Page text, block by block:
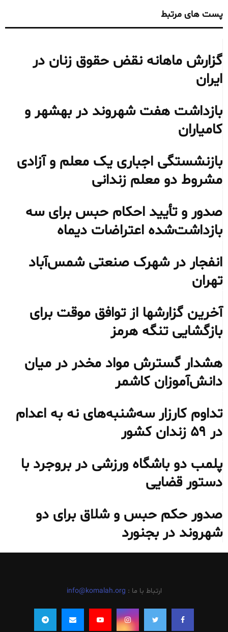
پست های مرتبط
گزارش ماهانه نقض حقوق زنان در
ایران
بازداشت هفت شهروند در بهشهر و
کامیاران
بازنشستگی اجباری یک معلم و آزادی
مشروط دو معلم زندانی
صدور و تأیید احکام حبس برای سه
بازداشت‌شده اعتراضات دیماه
انفجار در شهرک صنعتی شمس‌آباد
تهران
آخرین گزارشها از توافق موقت برای
بازگشایی تنگه هرمز
هشدار گسترش مواد مخدر در میان
دانش‌آموزان کاشمر
تداوم کارزار سه‌شنبه‌های نه به اعدام
در ۵۹ زندان کشور
پلمب دو باشگاه ورزشی در بروجرد با
دستور قضایی
صدور حکم حبس و شلاق برای دو
شهروند در بجنورد
ارتباط با ما : info@komalah.org